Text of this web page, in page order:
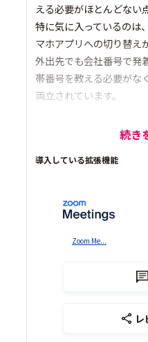
える必要がほとんどない
特に気に入っているのは
マホアプリへの切り替え
外出先でも会社番号で発
帯番号を教える必要がな
両立されています。
続き
導入している拡張機能
Zoom Me...